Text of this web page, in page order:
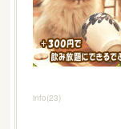
info(23)